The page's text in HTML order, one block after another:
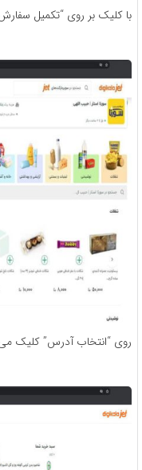
با کلیک بر روی “تکمیل
روی “انتخاب آدرس” کلیک